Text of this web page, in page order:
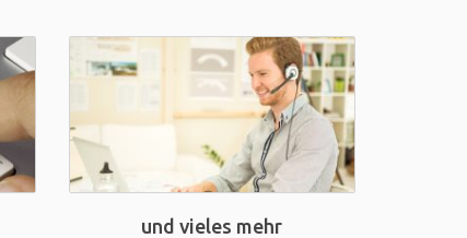
und vieles mehr